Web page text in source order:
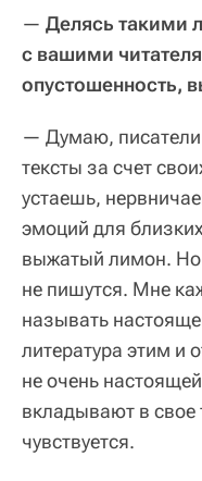
— Делясь такими
с вашими
опустошенность,
— Думаю,
тексты за счет
устаешь,
эмоций для
выжатый лимон. Но
не пишутся. Мне
называть
литература этим и
не очень
вкладывают в свое
чувствуется.